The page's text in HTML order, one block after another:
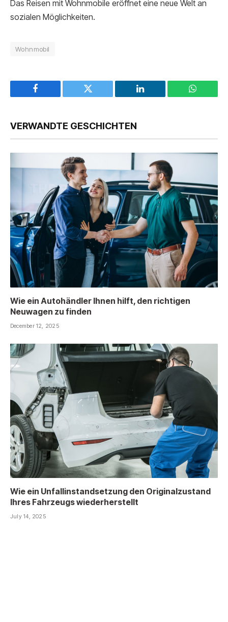
Das Reisen mit Wohnmobile eröffnet eine neue Welt an
sozialen Möglichkeiten.
Wohnmobil
Facebook Twitter LinkedIn
VERWANDTE GESCHICHTEN
Wie ein Autohändler Ihnen hilft, den richtigen
Neuwagen zu finden
December 12, 2025
Wie ein Unfallinstandsetzung den Originalzustand
Ihres Fahrzeugs wiederherstellt
July 14, 2025